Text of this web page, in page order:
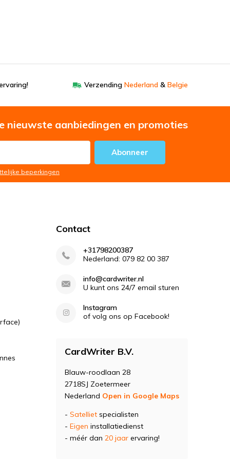
Verzending Nederland & Belgie
nieuwste aanbiedingen en promoties
Abonneer
beperkingen
Contact
+31798200387
Nederland: 079 82 00 387
info@cardwriter.nl
U kunt ons 24/7 email sturen
Instagram
of volg ons op Facebook!
CardWriter B.V.
Blauw-roodlaan 28
2718SJ Zoetermeer
Nederland Open in Google Maps
- Satelliet specialisten
- Eigen installatiedienst
- méér dan 20 jaar ervaring!